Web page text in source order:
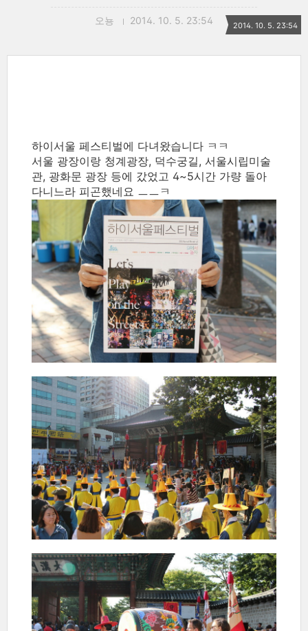
오뇽 2014. 10. 5. 23:54 2014. 10. 5. 23:54
하이서울 페스티벌에 다녀왔습니다 ㅋㅋ
서울 광장이랑 청계광장, 덕수궁길, 서울시립미술
관, 광화문 광장 등에 갔었고 4~5시간 가량 돌아
다니느라 피곤했네요 ㅡㅡㅋ